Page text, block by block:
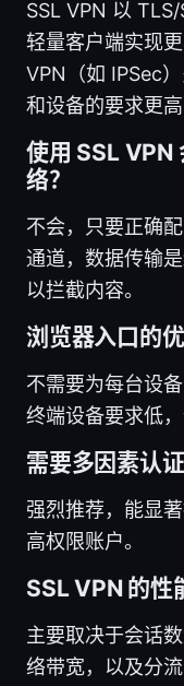
SSL VPN 以
轻量客户端实现
VPN（如 IPSec
和设备的要求更
使用 SSL VPN
络？
不会，只要正确
通道，数据传输
以拦截内容。
浏览器入口的
不需要为每台设
终端设备要求低
需要多因素认证
强烈推荐，能显
高权限账户。
SSL VPN 的性
主要取决于会话
络带宽，以及分